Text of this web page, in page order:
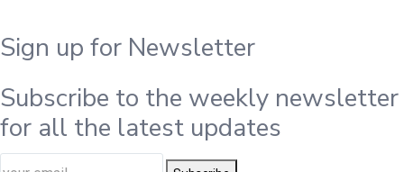
Sign up for Newsletter
Subscribe to the weekly newsletter
for all the latest updates